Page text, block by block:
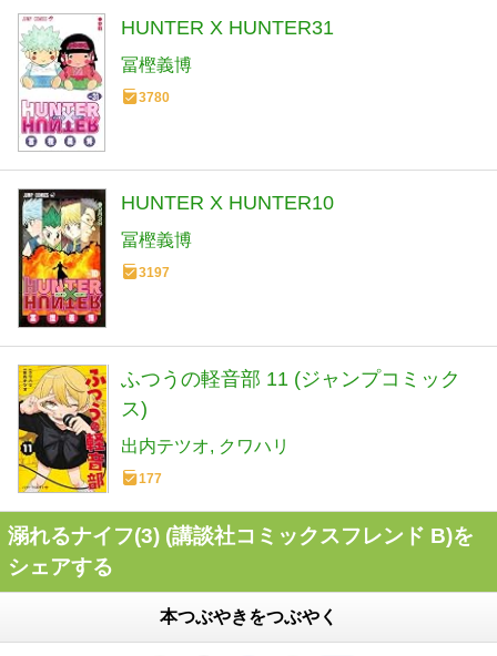
HUNTER X HUNTER31
冨樫義博
3780
HUNTER X HUNTER10
冨樫義博
3197
ふつうの軽音部 11 (ジャンプコミック
ス)
出内テツオ クワハリ
177
溺れるナイフ(3) (講談社コミックスフレンド B)を
シェアする
本つぶやきをつぶやく